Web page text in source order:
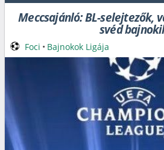
Meccsajánló: BL-selejtezők,
svéd
Foci • Bajnokok Ligája